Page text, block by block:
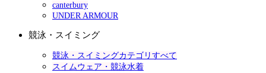
canterbury
UNDER ARMOUR
競泳・スイミング
競泳・スイミングカテゴリすべて
スイムウェア・競泳水着